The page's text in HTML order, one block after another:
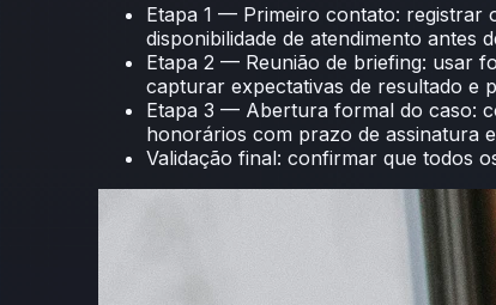
Etapa 1 — Primeiro contato: registrar
disponibilidade de atendimento antes
Etapa 2 — Reunião de briefing: usar
capturar expectativas de resultado e
Etapa 3 — Abertura formal do caso:
honorários com prazo de assinatura
Validação final: confirmar que todos